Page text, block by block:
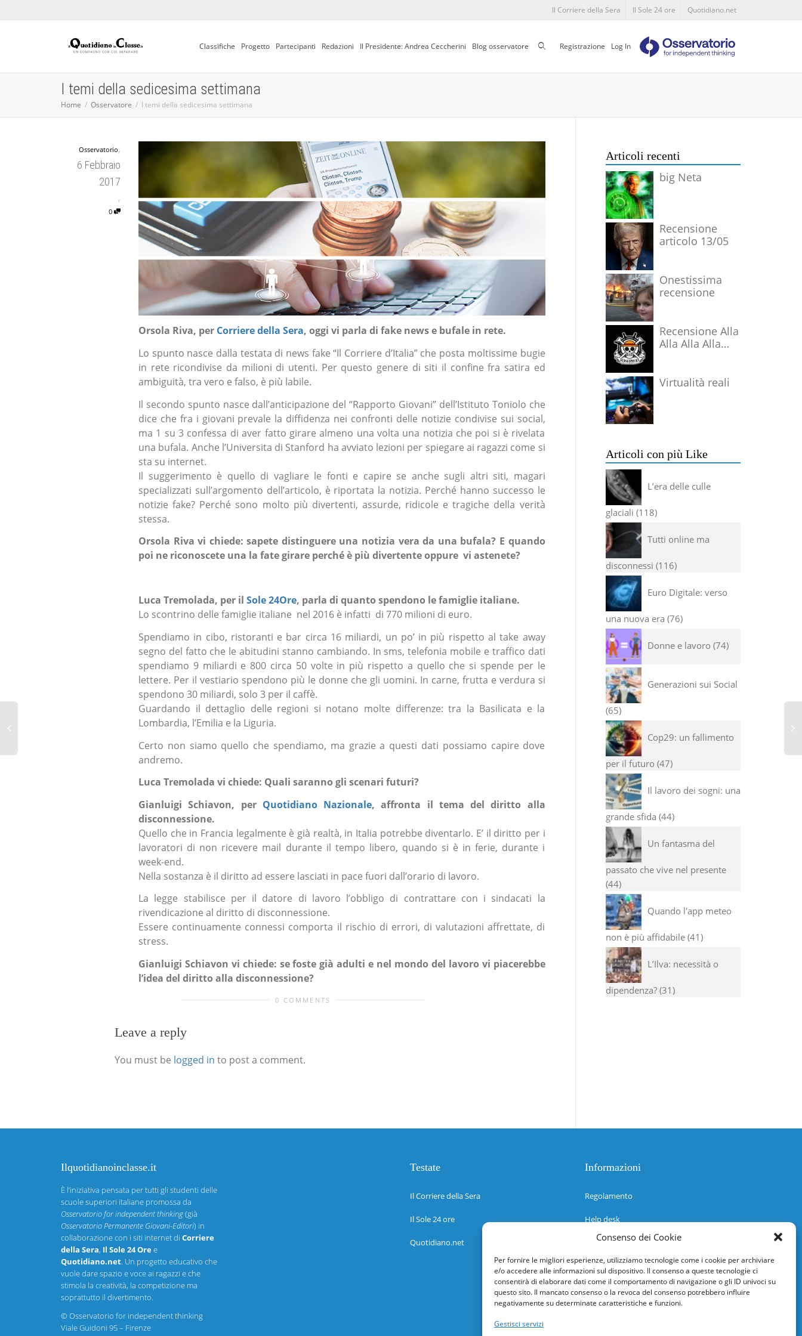
Consenso dei Cookie
Per fornire le migliori esperienze, utilizziamo tecnologie come i cookie per archiviare
e/o accedere alle informazioni sul dispositivo. Il consenso a queste tecnologie ci
consentirà di elaborare dati come il comportamento di navigazione o gli ID univoci su
questo sito. Il mancato consenso o la revoca del consenso potrebbero influire
negativamente su determinate caratteristiche e funzioni.
Gestisci servizi
Il Corriere della Sera Il Sole 24 ore Quotidiano.net
Classifiche Progetto Partecipanti Redazioni Il Presidente: Andrea Ceccherini Blog osservatore CercaRegistrazione Log In
I temi della sedicesima settimana
Home Osservatore I temi della sedicesima settimana
Osservatorio,
6 Febbraio
2017
,
0
Orsola Riva, per Corriere della Sera, oggi vi parla di fake news e bufale in rete.
Lo spunto nasce dalla testata di news fake “Il Corriere d’Italia” che posta moltissime bugie
in rete ricondivise da milioni di utenti. Per questo genere di siti il confine fra satira ed
ambiguità, tra vero e falso, è più labile.
Il secondo spunto nasce dall’anticipazione del “Rapporto Giovani” dell’Istituto Toniolo che
dice che fra i giovani prevale la diffidenza nei confronti delle notizie condivise sui social,
ma 1 su 3 confessa di aver fatto girare almeno una volta una notizia che poi si è rivelata
una bufala. Anche l’Universita di Stanford ha avviato lezioni per spiegare ai ragazzi come si
sta su internet.
Il suggerimento è quello di vagliare le fonti e capire se anche sugli altri siti, magari
specializzati sull’argomento dell’articolo, è riportata la notizia. Perché hanno successo le
notizie fake? Perché sono molto più divertenti, assurde, ridicole e tragiche della verità
stessa.
Orsola Riva vi chiede: sapete distinguere una notizia vera da una bufala? E quando
poi ne riconoscete una la fate girare perché è più divertente oppure vi astenete?
Luca Tremolada, per il Sole 24Ore, parla di quanto spendono le famiglie italiane.
Lo scontrino delle famiglie italiane nel 2016 è infatti di 770 milioni di euro.
Spendiamo in cibo, ristoranti e bar circa 16 miliardi, un po’ in più rispetto al take away
segno del fatto che le abitudini stanno cambiando. In sms, telefonia mobile e traffico dati
spendiamo 9 miliardi e 800 circa 50 volte in più rispetto a quello che si spende per le
lettere. Per il vestiario spendono più le donne che gli uomini. In carne, frutta e verdura si
spendono 30 miliardi, solo 3 per il caffè.
Guardando il dettaglio delle regioni si notano molte differenze: tra la Basilicata e la
Lombardia, l’Emilia e la Liguria.
Certo non siamo quello che spendiamo, ma grazie a questi dati possiamo capire dove
andremo.
Luca Tremolada vi chiede: Quali saranno gli scenari futuri?
Gianluigi Schiavon, per Quotidiano Nazionale, affronta il tema del diritto alla
disconnessione.
Quello che in Francia legalmente è già realtà, in Italia potrebbe diventarlo. E’ il diritto per i
lavoratori di non ricevere mail durante il tempo libero, quando si è in ferie, durante i
week-end.
Nella sostanza è il diritto ad essere lasciati in pace fuori dall’orario di lavoro.
La legge stabilisce per il datore di lavoro l’obbligo di contrattare con i sindacati la
rivendicazione al diritto di disconnessione.
Essere continuamente connessi comporta il rischio di errori, di valutazioni affrettate, di
stress.
Gianluigi Schiavon vi chiede: se foste già adulti e nel mondo del lavoro vi piacerebbe
l’idea del diritto alla disconnessione?
0 COMMENTS
Leave a reply
You must be logged in to post a comment.
Articoli recenti
big Neta
Recensione
articolo 13/05
Onestissima
recensione
Recensione Alla
Alla Alla Alla
Virtualità reali
Articoli con più Like
L’era delle culle
glaciali 118
Tutti online ma
disconnessi 116
Euro Digitale: verso
una nuova era 76
Donne e lavoro 74
Generazioni sui Social
65
Cop29: un fallimento
per il futuro 47
Il lavoro dei sogni: una
grande sfida 44
Un fantasma del
passato che vive nel presente
44
Quando l'app meteo
non è più affidabile 41
L’Ilva: necessità o
dipendenza? 31
Ilquotidianoinclasse.it
È l’iniziativa pensata per tutti gli studenti delle
scuole superiori italiane promossa da
Osservatorio for independent thinking(già
Osservatorio Permanente Giovani-Editori) in
collaborazione con i siti internet di Corriere
della Sera, Il Sole 24 Oree
Quotidiano.net. Un progetto educativo che
vuole dare spazio e voce ai ragazzi e che
stimola la creatività, la competizione ma
soprattutto il divertimento.
©Osservatorio for independent thinking
Viale Guidoni 95 – Firenze
Testate
Il Corriere della Sera
Il Sole 24 ore
Quotidiano.net
Informazioni
Regolamento
Help desk
Guida rapida
Richiesta di inserimento nuova scuola
adesioni@osservatorionline.it